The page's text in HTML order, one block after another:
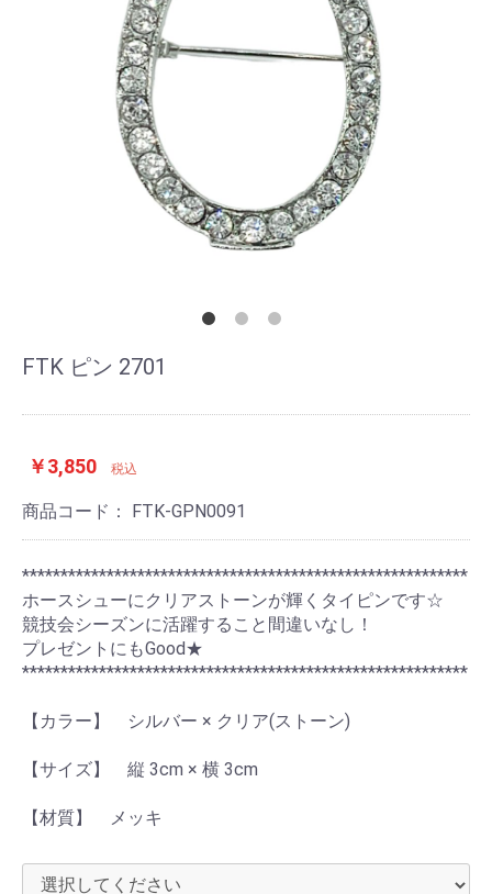
FTK ピン 2701
￥3,850 税込
商品コード： FTK-GPN0091
**********************************************************
ホースシューにクリアストーンが輝くタイピンです☆
競技会シーズンに活躍すること間違いなし！
プレゼントにもGood★
**********************************************************
【カラー】 シルバー × クリア(ストーン)
【サイズ】 縦 3cm × 横 3cm
【材質】 メッキ